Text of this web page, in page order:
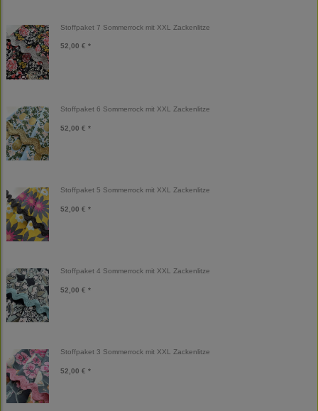
Stoffpaket 7 Sommerrock mit XXL Zackenlitze
52,00 € *
Stoffpaket 6 Sommerrock mit XXL Zackenlitze
52,00 € *
Stoffpaket 5 Sommerrock mit XXL Zackenlitze
52,00 € *
Stoffpaket 4 Sommerrock mit XXL Zackenlitze
52,00 € *
Stoffpaket 3 Sommerrock mit XXL Zackenlitze
52,00 € *